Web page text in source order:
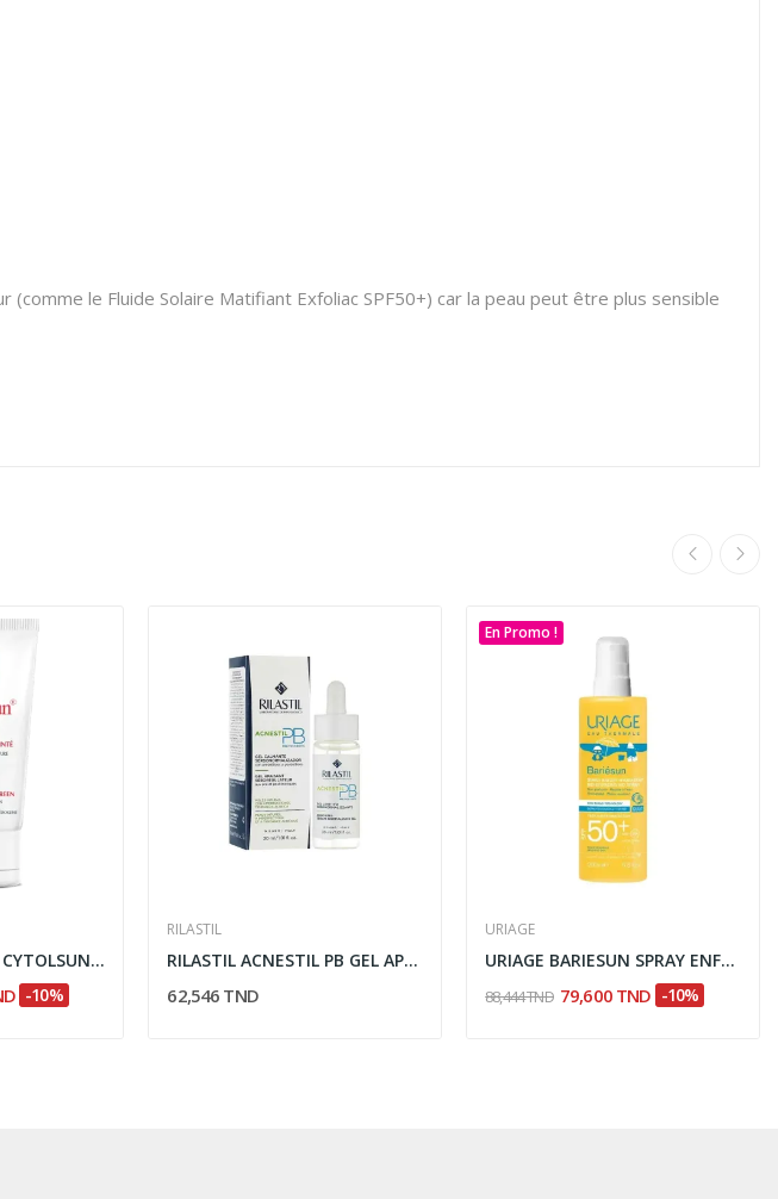
le Fluide Solaire Matifiant Exfoliac SPF50+) car la peau peut être plus sensible
CYTOL CYTOLNAT CYTOLSUN ECRAN SPF50+ TEINTE...
-10%
RILASTIL
RILASTIL ACNESTIL PB GEL APAISANT SÉBORÉGULATEUR
62,546 TND
En Promo !
URIAGE
URIAGE BARIESUN SPRAY ENFANT HYDRATANT SPF50+...
88,444 TND 79,600 TND -10%